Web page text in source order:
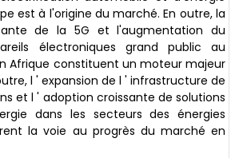
est à l'origine du marché. En outre, la
de la 5G et l'augmentation du
électroniques grand public au
Afrique constituent un moteur majeur
l ' expansion de l ' infrastructure de
et l ' adoption croissante de solutions
dans les secteurs des énergies
la voie au progrès du marché en